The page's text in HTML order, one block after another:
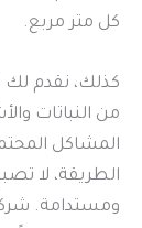
كل متر مربع.
كذلك، نقدم لك
من النباتات
المشاكل
الطريقة، لا
ومستدامة.